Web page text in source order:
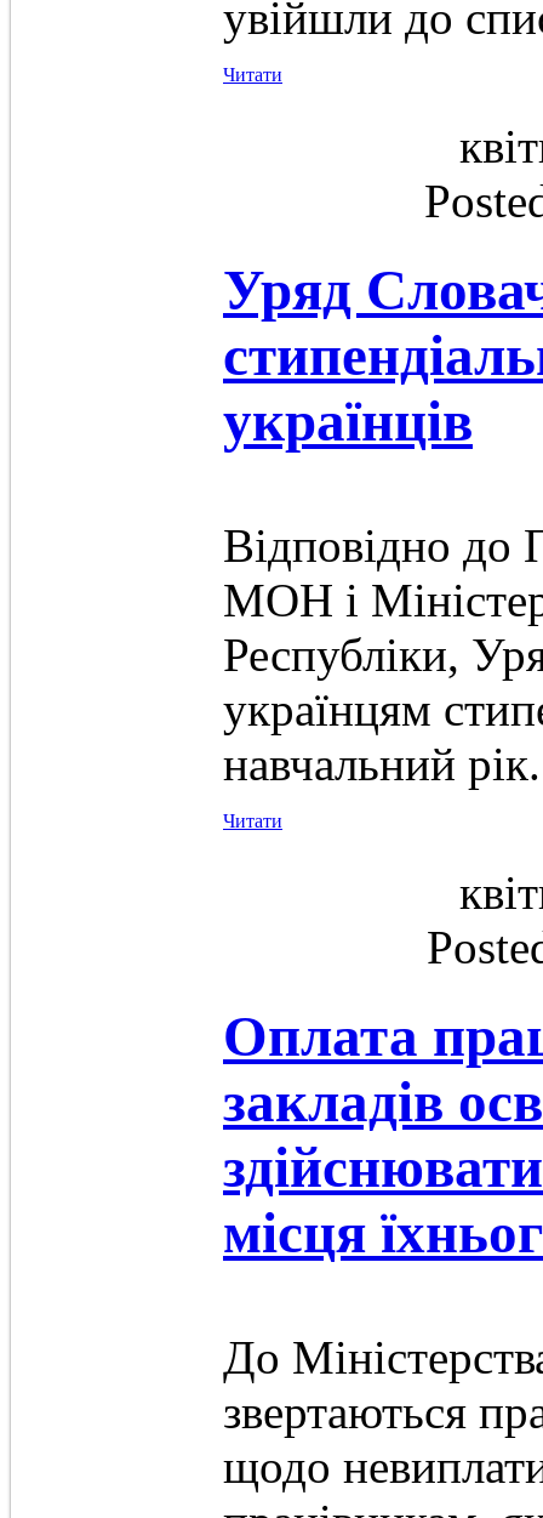
увійшли до
Читати
Уряд
українців
Відповідно до
МОН і
Республіки,
українцям
навчальний рік.
Читати
Оплата
закладів
місця
До
звертаються
щодо